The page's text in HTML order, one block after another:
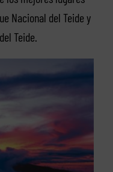
Nacional del Teide y
Teide.